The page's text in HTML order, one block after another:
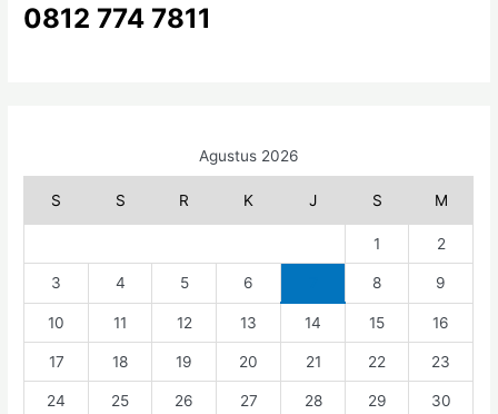
:0812 774 7811
Agustus 2026
S S R K J S M
1 2
3 4 5 6 8 9
10 11 12 13 14 15 16
17 18 19 20 21 22 23
24 25 26 27 28 29 30